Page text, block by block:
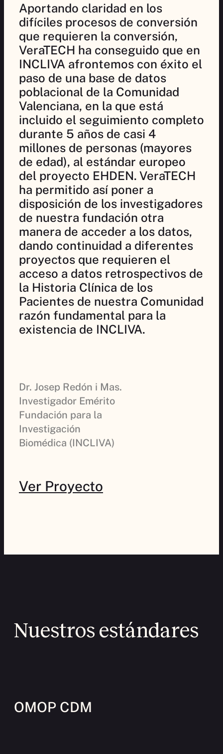
Aportando claridad en los
difíciles procesos de conversión
que requieren la conversión,
VeraTECH ha conseguido que en
INCLIVA afrontemos con éxito el
paso de una base de datos
poblacional de la Comunidad
Valenciana, en la que está
incluido el seguimiento completo
durante 5 años de casi 4
millones de personas (mayores
de edad), al estándar europeo
del proyecto EHDEN. VeraTECH
ha permitido así poner a
disposición de los investigadores
de nuestra fundación otra
manera de acceder a los datos,
dando continuidad a diferentes
proyectos que requieren el
acceso a datos retrospectivos de
la Historia Clínica de los
Pacientes de nuestra Comunidad
razón fundamental para la
existencia de INCLIVA.
Dr. Josep Redón i Mas.
Investigador Emérito
Fundación para la
Investigación
Biomédica (INCLIVA)
Ver Proyecto
Nuestros estándares
OMOP CDM